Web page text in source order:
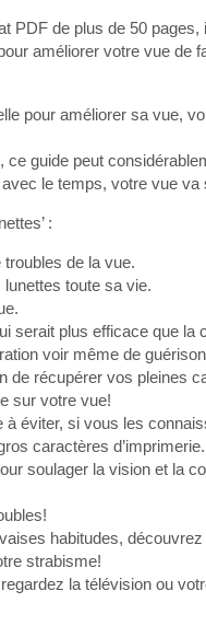
PDF de plus de 50
améliorer votre vue de
pour améliorer sa vue,
guide peut
le temps, votre vue va
:
troubles de la vue.
toute sa vie.
serait plus efficace que la
voir même de
de récupérer vos pleines
sur votre vue!
éviter, si vous les
caractères d’imprimerie.
soulager la vision et la
habitudes,
strabisme!
la télévision ou